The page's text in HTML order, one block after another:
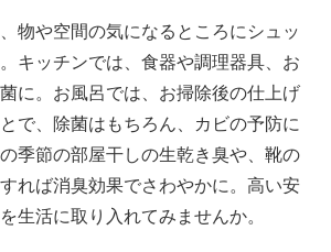
物や空間の気になるところにシュッ
キッチンでは、食器や調理器具、お
に。お風呂では、お掃除後の仕上げ
で、除菌はもちろん、カビの予防に
季節の部屋干しの生乾き臭や、靴の
れば消臭効果でさわやかに。高い安
生活に取り入れてみませんか。